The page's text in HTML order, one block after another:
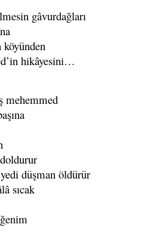
gâvurdağları
köyünden
hikâyesini…
mehemmed
düşman öldürür
sıcak